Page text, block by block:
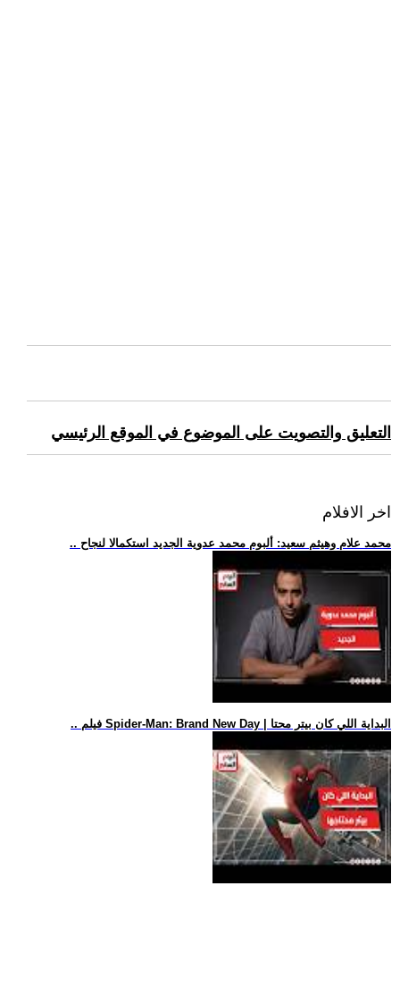
التعليق والتصويت على الموضوع في الموقع الرئيسي
اخر الافلام
.. محمد علام وهيثم سعيد: ألبوم محمد عدوية الجديد استكمالا لنجاح
.. فيلم Spider-Man: Brand New Day | البداية اللي كان بيتر محتا